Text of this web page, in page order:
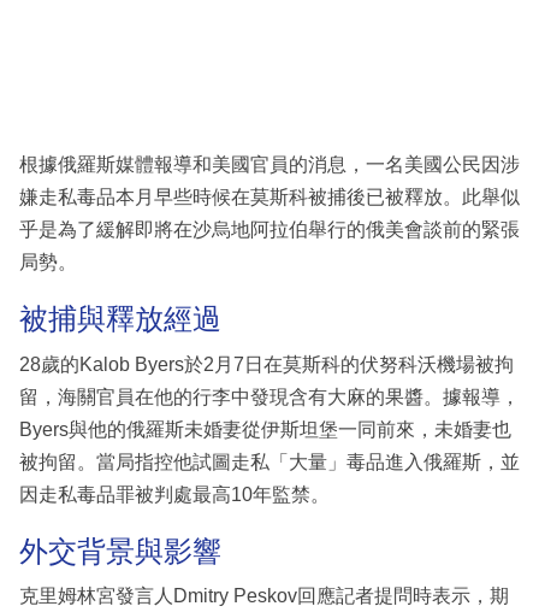
區
根據俄羅斯媒體報導和美國官員的消息，一名美國公民因涉
嫌走私毒品本月早些時候在莫斯科被捕後已被釋放。此舉似
乎是為了緩解即將在沙烏地阿拉伯舉行的俄美會談前的緊張
局勢。
被捕與釋放經過
28歲的Kalob Byers於2月7日在莫斯科的伏努科沃機場被拘
留，海關官員在他的行李中發現含有大麻的果醬。據報導，
Byers與他的俄羅斯未婚妻從伊斯坦堡一同前來，未婚妻也
被拘留。當局指控他試圖走私「大量」毒品進入俄羅斯，並
因走私毒品罪被判處最高10年監禁。
外交背景與影響
克里姆林宮發言人Dmitry Peskov回應記者提問時表示，期